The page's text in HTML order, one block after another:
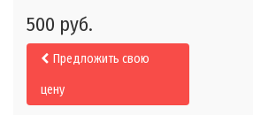
500 руб.
Предложить свою
цену